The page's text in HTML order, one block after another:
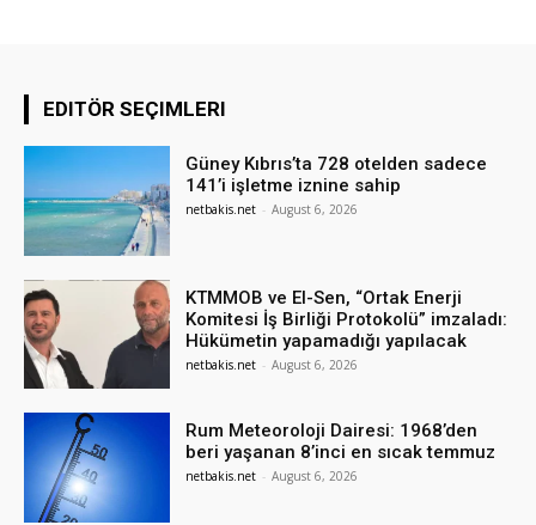
EDITÖR SEÇIMLERI
Güney Kıbrıs’ta 728 otelden sadece
141’i işletme iznine sahip
netbakis.net - August 6, 2026
KTMMOB ve El-Sen, “Ortak Enerji
Komitesi İş Birliği Protokolü” imzaladı:
Hükümetin yapamadığı yapılacak
netbakis.net - August 6, 2026
Rum Meteoroloji Dairesi: 1968’den
beri yaşanan 8’inci en sıcak temmuz
netbakis.net - August 6, 2026